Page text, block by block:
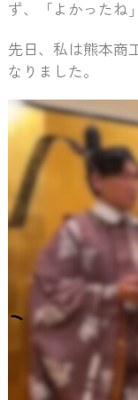
ず、「よかったね
先日、私は熊本商
なりました。